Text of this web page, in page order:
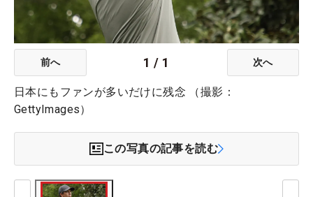
前へ 1 / 1 次へ
日本にもファンが多いだけに残念 （撮影：
GettyImages）
この写真の記事を読む